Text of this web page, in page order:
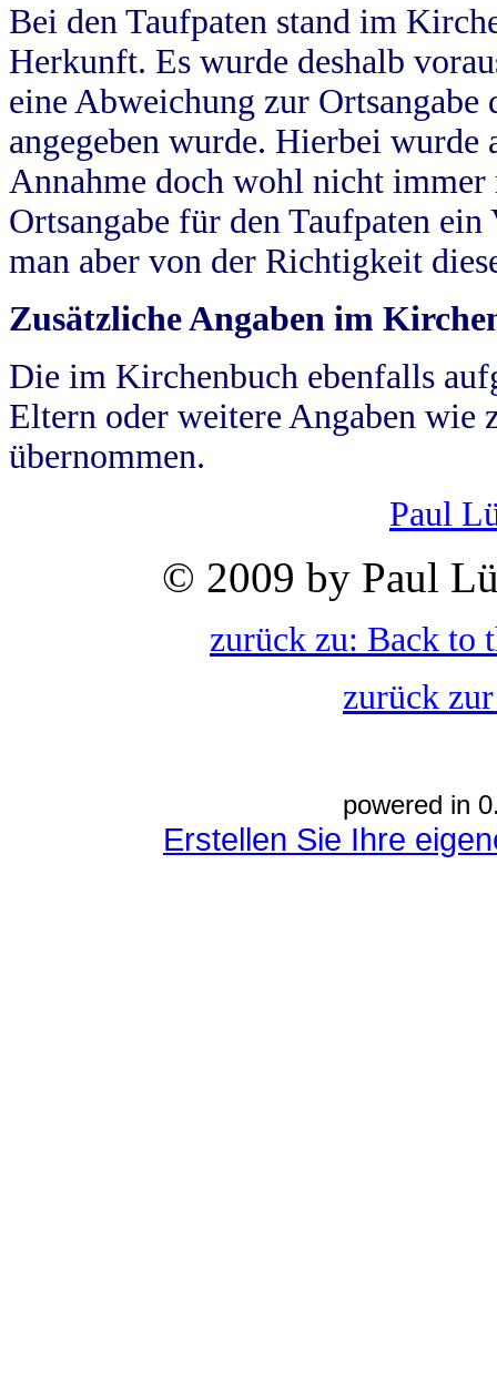
Bei den Taufpaten stand im
Herkunft. Es wurde deshalb
eine Abweichung zur
angegeben wurde. Hierbei wurde
Annahme doch wohl nicht
Ortsangabe für den Taufpaten
man aber von der Richtigkeit
Zusätzliche Angaben im
Die im Kirchenbuch ebenfalls
Eltern oder weitere Angaben wie
übernommen.
Paul
© 2009 by Paul
zurück zu: Back to
zurück
powered in
Erstellen Sie Ihre